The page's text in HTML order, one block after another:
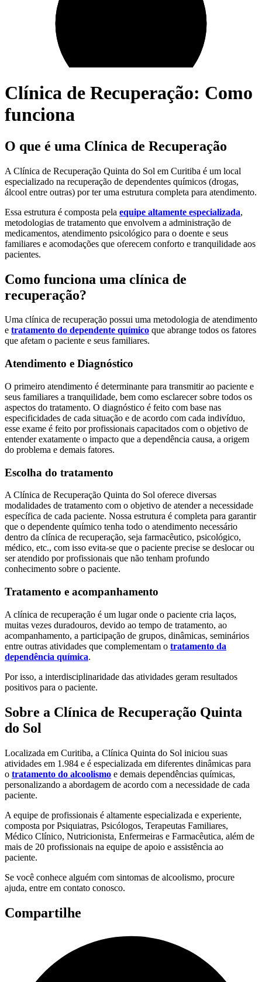
Clínica de Recuperação: Como
funciona
O que é uma Clínica de Recuperação
A Clínica de Recuperação Quinta do Sol em Curitiba é um local
especializado na recuperação de dependentes químicos (drogas,
álcool entre outras) por ter uma estrutura completa para atendimento.
Essa estrutura é composta pela equipe altamente especializada,
metodologias de tratamento que envolvem a administração de
medicamentos, atendimento psicológico para o doente e seus
familiares e acomodações que oferecem conforto e tranquilidade aos
pacientes.
Como funciona uma clínica de
recuperação?
Uma clínica de recuperação possui uma metodologia de atendimento
e tratamento do dependente químico que abrange todos os fatores
que afetam o paciente e seus familiares.
Atendimento e Diagnóstico
O primeiro atendimento é determinante para transmitir ao paciente e
seus familiares a tranquilidade, bem como esclarecer sobre todos os
aspectos do tratamento. O diagnóstico é feito com base nas
especificidades de cada situação e de acordo com cada indivíduo,
esse exame é feito por profissionais capacitados com o objetivo de
entender exatamente o impacto que a dependência causa, a origem
do problema e demais fatores.
Escolha do tratamento
A Clínica de Recuperação Quinta do Sol oferece diversas
modalidades de tratamento com o objetivo de atender a necessidade
específica de cada paciente. Nossa estrutura é completa para garantir
que o dependente químico tenha todo o atendimento necessário
dentro da clínica de recuperação, seja farmacêutico, psicológico,
médico, etc., com isso evita-se que o paciente precise se deslocar ou
ser atendido por profissionais que não tenham profundo
conhecimento sobre o paciente.
Tratamento e acompanhamento
A clínica de recuperação é um lugar onde o paciente cria laços,
muitas vezes duradouros, devido ao tempo de tratamento, ao
acompanhamento, a participação de grupos, dinâmicas, seminários
entre outras atividades que complementam o tratamento da
dependência química.
Por isso, a interdisciplinaridade das atividades geram resultados
positivos para o paciente.
Sobre a Clínica de Recuperação Quinta
do Sol
Localizada em Curitiba, a Clínica Quinta do Sol iniciou suas
atividades em 1.984 e é especializada em diferentes dinâmicas para
o tratamento do alcoolismo e demais dependências químicas,
personalizando a abordagem de acordo com a necessidade de cada
paciente.
A equipe de profissionais é altamente especializada e experiente,
composta por Psiquiatras, Psicólogos, Terapeutas Familiares,
Médico Clínico, Nutricionista, Enfermeiras e Farmacêutica, além de
mais de 20 profissionais na equipe de apoio e assistência ao
paciente.
Se você conhece alguém com sintomas de alcoolismo, procure
ajuda, entre em contato conosco.
Compartilhe